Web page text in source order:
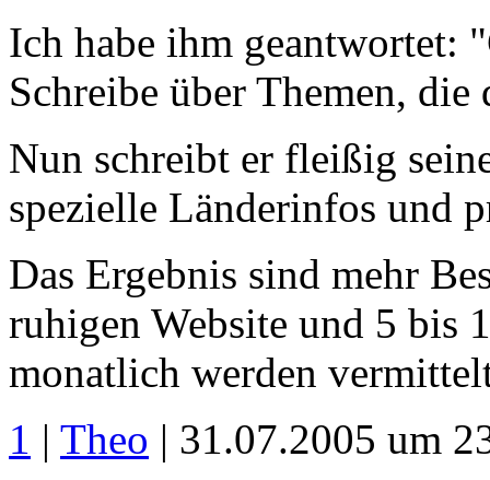
Ich habe ihm geantwortet:
Schreibe über Themen,
Nun schreibt er fleißig
spezielle Länderinfos und
Das Ergebnis sind mehr
ruhigen Website und 5 bis
monatlich werden
1 | Theo | 31.07.2005 um